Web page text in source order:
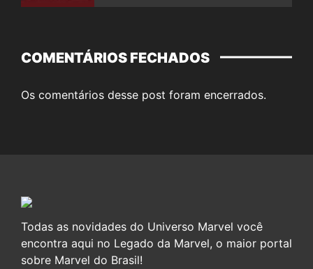
COMENTÁRIOS FECHADOS
Os comentários desse post foram encerrados.
Todas as novidades do Universo Marvel você
encontra aqui no Legado da Marvel, o maior portal
sobre Marvel do Brasil!